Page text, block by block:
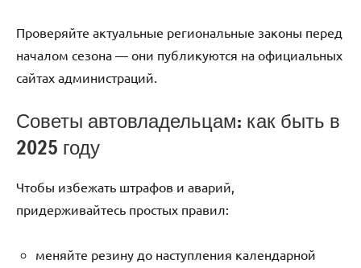
Проверяйте актуальные региональные законы перед
началом сезона — они публикуются на официальных
сайтах администраций.
Советы автовладельцам: как быть в
2025 году
Чтобы избежать штрафов и аварий,
придерживайтесь простых правил:
меняйте резину до наступления календарной